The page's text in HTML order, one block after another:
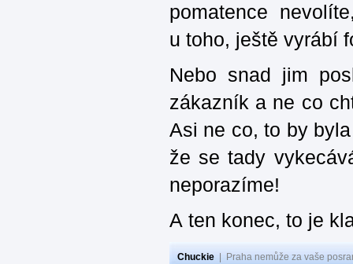
pomatence
u toho, ještě vyrábí
Nebo snad jim
zákazník a ne co
Asi ne co, to by
že se tady
neporazíme!
A ten konec, to je
Chuckie Praha nemůže za vaše